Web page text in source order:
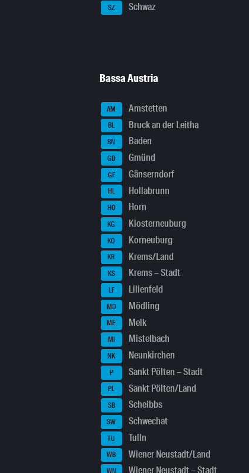
SZ Schwaz
Bassa Austria
AM Amstetten
BL Bruck an der Leitha
BN Baden
GD Gmünd
GF Gänserndorf
HL Hollabrunn
HO Horn
KG Klosterneuburg
KO Korneuburg
KR Krems/Land
KS Krems – Stadt
LF Lilienfeld
MD Mödling
ME Melk
MI Mistelbach
NK Neunkirchen
P Sankt Pölten – Stadt
PL Sankt Pölten/Land
SB Scheibbs
SW Schwechat
TU Tulln
WB Wiener Neustadt/Land